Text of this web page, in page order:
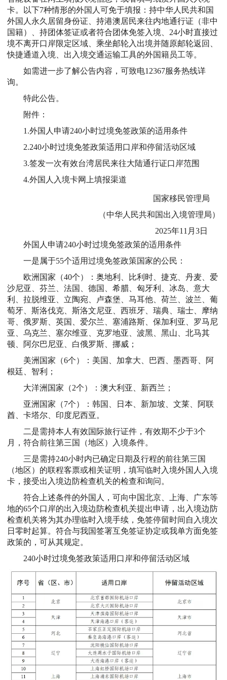
卡。以下7种情形的外国人可免于填报：持中华人民共和国
外国人永久居留身份证、持港澳居民来往内地通行证（非中
国籍）、持团体签证或者符合团体免签入境、24小时直接过
境不离开口岸限定区域、乘坐邮轮入出境并随原邮轮返回、
快捷通道入境、出入境交通运输工具的外国籍员工等。
如需进一步了解公告内容，可致电12367服务热线详
询。
特此公告。
附件：
1.外国人申请240小时过境免签政策的适用条件
2.240小时过境免签政策适用口岸和停留活动区域
3.签发一次有效台湾居民来往大陆通行证口岸范围
4.外国人入境卡网上填报渠道
国家移民管理局
（中华人民共和国出入境管理局）
2025年11月3日
外国人申请240小时过境免签政策的适用条件
一是属于55个适用过境免签政策国家的公民：
欧洲国家（40个）：奥地利、比利时、捷克、丹麦、爱
沙尼亚、芬兰、法国、德国、希腊、匈牙利、冰岛、意大
利、拉脱维亚、立陶宛、卢森堡、马耳他、荷兰、波兰、葡
萄牙、斯洛伐克、斯洛文尼亚、西班牙、瑞典、瑞士、摩纳
哥、俄罗斯、英国、爱尔兰、塞浦路斯、保加利亚、罗马尼
亚、乌克兰、塞尔维亚、克罗地亚、波黑、黑山、北马其
顿、阿尔巴尼亚、白俄罗斯、挪威；
美洲国家（6个）：美国、加拿大、巴西、墨西哥、阿
根廷、智利；
大洋洲国家（2个）：澳大利亚、新西兰；
亚洲国家（7个）：韩国、日本、新加坡、文莱、阿联
酋、卡塔尔、印度尼西亚。
二是需持本人有效国际旅行证件，有效期不少于3个
月，符合前往第三国（地区）入境条件。
三是需持240小时内已确定日期及行程的前往第三国
（地区）的联程客票或相关证明，填写临时入境外国人入境
卡，接受出入境边防检查机关的检查和询问。
符合上述条件的外国人，可向中国北京、上海、广东等
地的65个口岸的出入境边防检查机关提出申请，出入境边防
检查机关将为其办理临时入境手续，免签停留时间自入境次
日零时起算。符合与我国签署互免签证协定或我单方面免签
政策的，可从其规定。
240小时过境免签政策适用口岸和停留活动区域